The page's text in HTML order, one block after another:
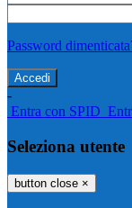
Password
-
Entra con SPID
Seleziona utente
button close ×